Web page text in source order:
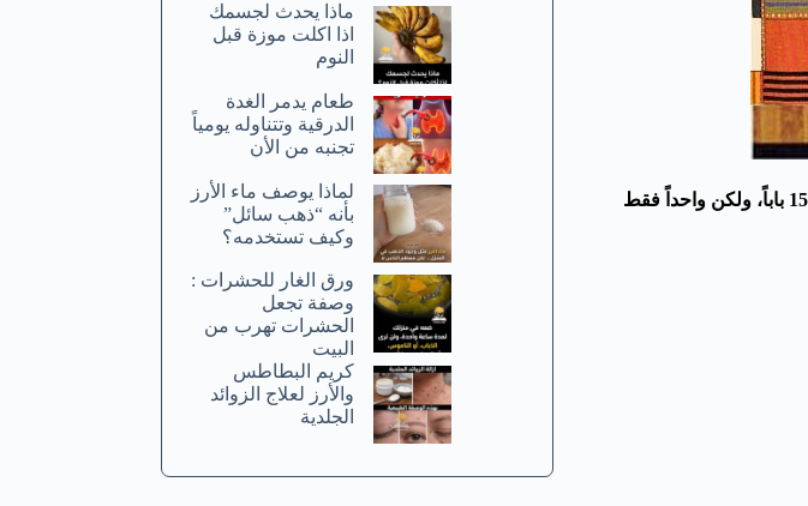
المدرج بسقارة، كان محاطاً بحائط طوله 34 قدماً، واحتوى الحائط على 15 باباً، ولكن واحداً فقط
ماذا يحدث لجسمك
اذا اكلت موزة قبل
النوم
طعام يدمر الغدة
الدرقية وتتناوله يومياً
تجنبه من الأن
لماذا يوصف ماء الأرز
بأنه “ذهب سائل”
وكيف تستخدمه؟
ورق الغار للحشرات :
وصفة تجعل
الحشرات تهرب من
البيت
كريم البطاطس
والأرز لعلاج الزوائد
الجلدية